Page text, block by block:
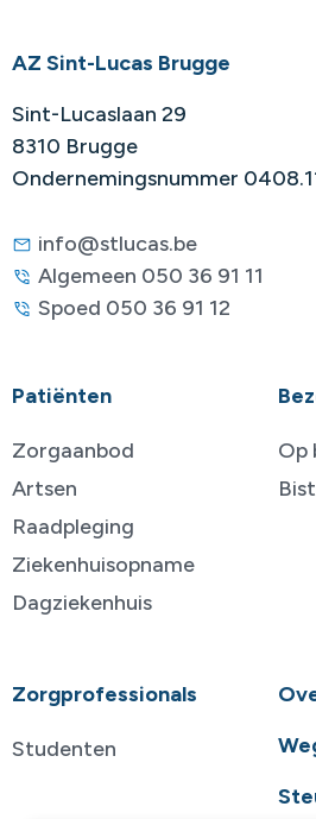
AZ Sint-Lucas Brugge
Sint-Lucaslaan 29
8310 Brugge
Ondernemingsnummer
info@stlucas.be
Algemeen 050 36 91 11
Spoed 050 36 91 12
Patiënten
Zorgaanbod
Artsen
Raadpleging
Ziekenhuisopname
Dagziekenhuis
Op
Zorgprofessionals
Studenten